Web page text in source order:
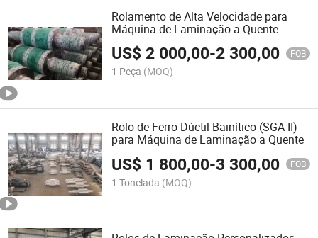
Rolamento de Alta Velocidade para
Máquina de Laminação a Quente
US$2 000,00-2 300,00 FOB
1 Peça (MOQ)
Rolo de Ferro Dúctil Bainítico (SGA II)
para Máquina de Laminação a Quente
US$ 1 800,00-3 300,00 FOB
1 Tonelada (MOQ)